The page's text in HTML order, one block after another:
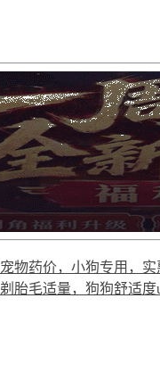
宠物药价，小狗专用，实
剃胎毛适量，狗狗舒适度